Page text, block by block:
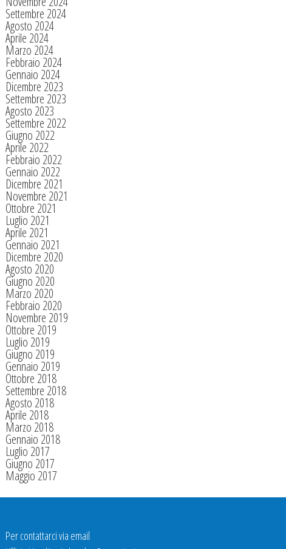
Settembre 2024
Agosto 2024
Aprile 2024
Marzo 2024
Febbraio 2024
Gennaio 2024
Dicembre 2023
Settembre 2023
Agosto 2023
Settembre 2022
Giugno 2022
Aprile 2022
Febbraio 2022
Gennaio 2022
Dicembre 2021
Novembre 2021
Ottobre 2021
Luglio 2021
Aprile 2021
Gennaio 2021
Dicembre 2020
Agosto 2020
Giugno 2020
Marzo 2020
Febbraio 2020
Novembre 2019
Ottobre 2019
Luglio 2019
Giugno 2019
Gennaio 2019
Ottobre 2018
Settembre 2018
Agosto 2018
Aprile 2018
Marzo 2018
Gennaio 2018
Luglio 2017
Giugno 2017
Maggio 2017
Per contattarci via email